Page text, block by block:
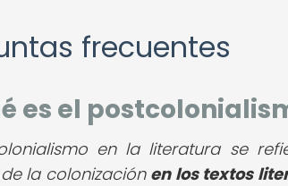
frecuentes
es el
en la literatura se
la colonización en los textos